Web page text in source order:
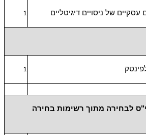
עסקיים של ניסויים דיגיטליים 1
1
קורסי בחירה (5 י"ס לבחירה מתוך רשימות בחירה